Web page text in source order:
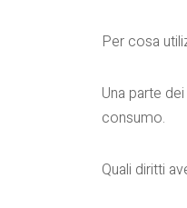
Per cosa
Una parte
consumo.
Quali diritti